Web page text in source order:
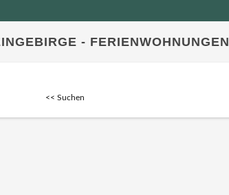
- FERIENWOHNUNGEN
<< Suchen